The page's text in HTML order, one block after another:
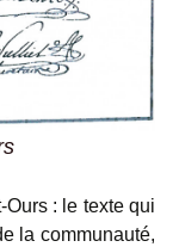
: le texte qui
la communauté,